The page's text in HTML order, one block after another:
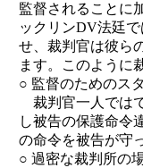
監督されることに
ックリンDV法廷
せ、裁判官は彼ら
ます。このように
○ 監督のためのス
裁判官一人では
し被告の保護命令
の命令を被告が守
○ 過密な裁判所の